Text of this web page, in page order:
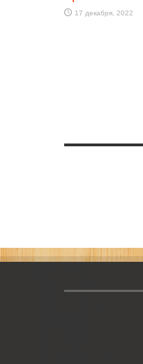
17 декабря, 2022